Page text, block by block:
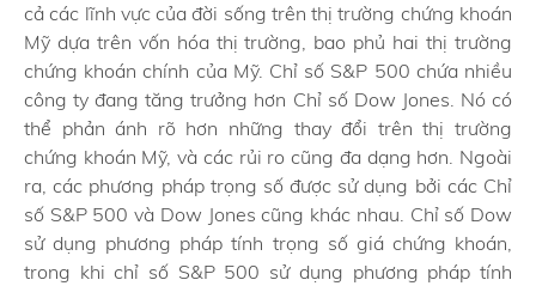
cả các lĩnh vực của đời sống trên thị trường chứng khoán
Mỹ dựa trên vốn hóa thị trường, bao phủ hai thị trường
chứng khoán chính của Mỹ. Chỉ số S&P 500 chứa nhiều
công ty đang tăng trưởng hơn Chỉ số Dow Jones. Nó có
thể phản ánh rõ hơn những thay đổi trên thị trường
chứng khoán Mỹ, và các rủi ro cũng đa dạng hơn. Ngoài
ra, các phương pháp trọng số được sử dụng bởi các Chỉ
số S&P 500 và Dow Jones cũng khác nhau. Chỉ số Dow
sử dụng phương pháp tính trọng số giá chứng khoán,
trong khi chỉ số S&P 500 sử dụng phương pháp tính